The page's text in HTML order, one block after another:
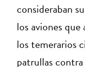
consideraban
los aviones
los temerarios
patrullas